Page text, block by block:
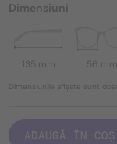
Dimensiuni
135 mm 56 mm
Dimensiunile afișate sunt
ADAUGĂ ÎN COȘ